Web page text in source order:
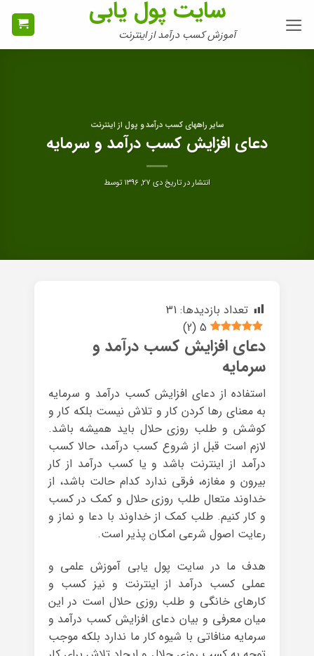
سایت پول یابی
آموزش کسب درآمد از اینترنت
سایر راههای کسب درآمد و پول از اینترنت
دعای افزایش کسب درآمد و سرمایه
انتشار در تاریخدی ۲۷, ۱۳۹۶ توسط
تعداد بازدیدها: 31
5
(
2
)
دعای افزایش کسب درآمد و
سرمایه
استفاده از دعای افزایش کسب درآمد و سرمایه
به معنای رها کردن کار و تلاش نیست بلکه کار و
کوشش و طلب روزی حلال باید همیشه باشد.
لازم است قبل از شروع کسب درآمد، حالا کسب
درآمد از اینترنت باشد و یا کسب درآمد از کار
بیرون و مغازه، فرقی ندارد کدام حالت باشد، از
خداوند متعال طلب روزی حلال و کمک در کسب
و کار کنیم. طلب کمک از خداوند با دعا و نماز و
رعایت اصول شرعی امکان پذیر است.
هدف ما در سایت پول یابی آموزش علمی و
عملی کسب درآمد از اینترنت و نیز کسب و
کارهای خانگی و طلب روزی حلال است در این
میان معرفی و بیان دعای افزایش کسب درآمد و
سرمایه منافاتی با شیوه کار ما ندارد بلکه موجب